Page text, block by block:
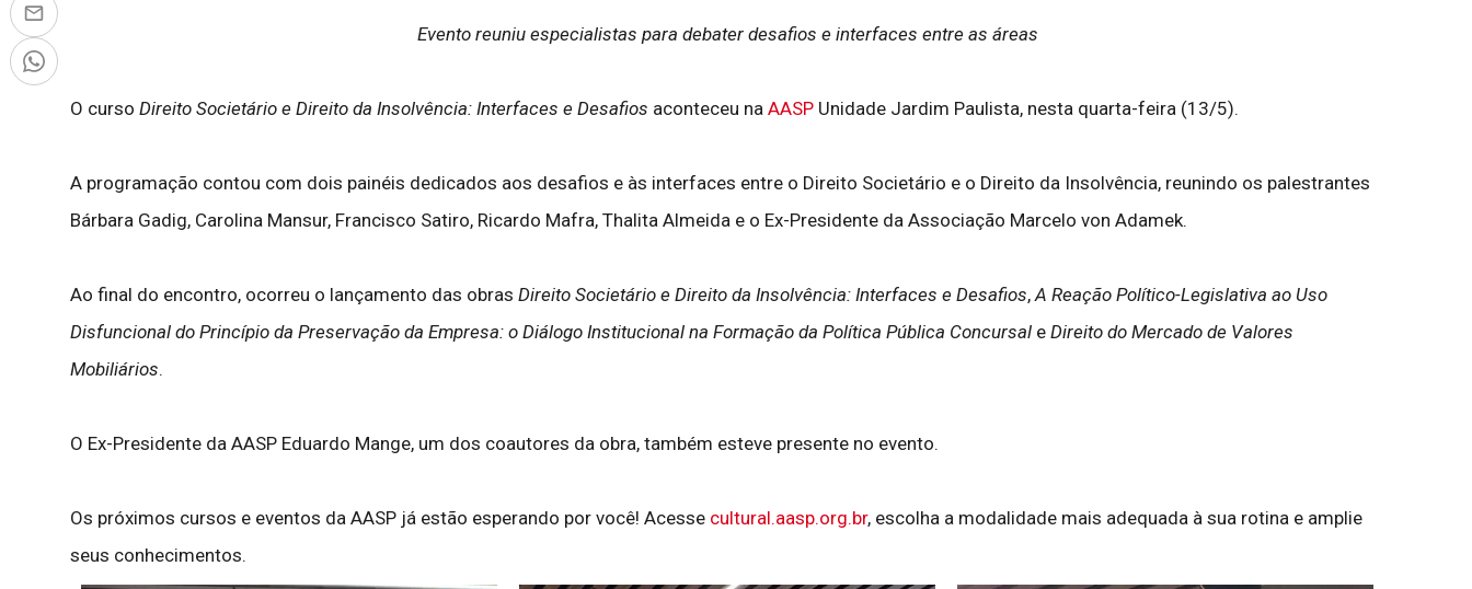
Evento reuniu especialistas para debater desafios e interfaces entre as áreas
O curso Direito Societário e Direito da Insolvência: Interfaces e Desafios aconteceu na AASP Unidade Jardim Paulista, nesta quarta-feira (13/5).
A programação contou com dois painéis dedicados aos desafios e às interfaces entre o Direito Societário e o Direito da Insolvência, reunindo os palestrantes
Bárbara Gadig, Carolina Mansur, Francisco Satiro, Ricardo Mafra, Thalita Almeida e o Ex-Presidente da Associação Marcelo von Adamek.
Ao final do encontro, ocorreu o lançamento das obras Direito Societário e Direito da Insolvência: Interfaces e Desafios,A Reação Político-Legislativa ao Uso
Disfuncional do Princípio da Preservação da Empresa: o Diálogo Institucional na Formação da Política Pública Concursal e Direito do Mercado de Valores
Mobiliários.
O Ex-Presidente da AASP Eduardo Mange, um dos coautores da obra, também esteve presente no evento.
Os próximos cursos e eventos da AASP já estão esperando por você! Acesse cultural.aasp.org.br, escolha a modalidade mais adequada à sua rotina e amplie
seus conhecimentos.